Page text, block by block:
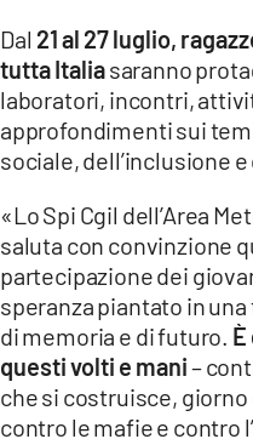
ILREGGINO.IT
COSENZACHANNEL.IT
ILVIBONESE.IT
CATANZAROCHANNEL.IT
LACAPITALENEWS.IT
App
ANDROID
Dal 21 al 27 luglio,
tutta Italiasaranno
laboratori, incontri,
approfondimenti sui
sociale, dell’inclusione
«Lo Spi Cgil dell’Area
saluta con convinzione
partecipazione dei
speranza piantato in
di memoria e di futuro.
questi volti e mani–
che si costruisce,
contro le mafie e contro